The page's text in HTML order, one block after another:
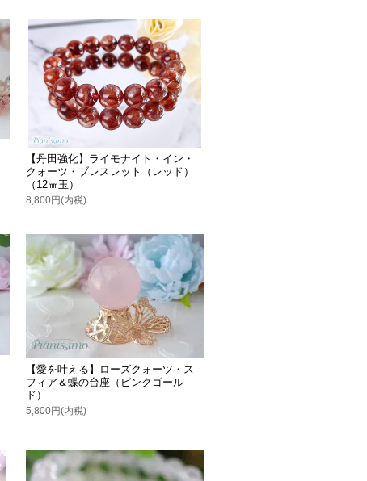
【丹田強化】ライモナイト・イン・
クォーツ・ブレスレット（レッド）
（12㎜玉）
8,800円(内税)
【愛を叶える】ローズクォーツ・ス
フィア＆蝶の台座（ピンクゴール
ド）
5,800円(内税)